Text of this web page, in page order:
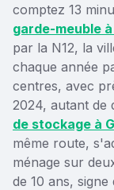
comptez 13
garde-meuble
par la N12, la
chaque année
centres, avec
2024, autant de
de stockage à
même route,
ménage sur
de 10 ans,